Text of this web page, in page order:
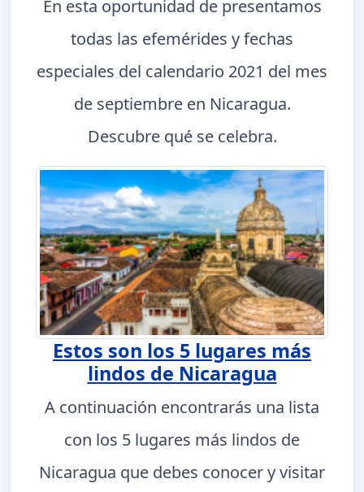
En esta oportunidad de presentamos
todas las efemérides y fechas
especiales del calendario 2021 del mes
de septiembre en Nicaragua.
Descubre qué se celebra.
Estos son los 5 lugares más
lindos de Nicaragua
A continuación encontrarás una lista
con los 5 lugares más lindos de
Nicaragua que debes conocer y visitar